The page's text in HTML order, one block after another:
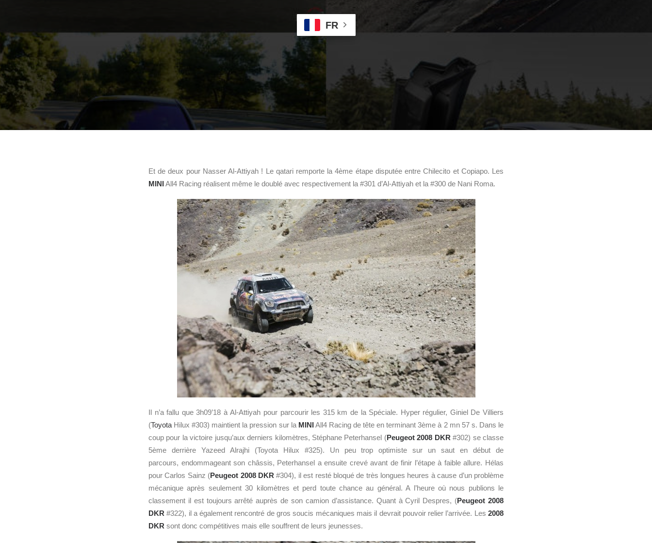
FR
Et de deux pour Nasser Al-Attiyah ! Le qatari remporte la 4ème étape disputée entre Chilecito et Copiapo. Les
MINIAll4 Racing réalisent même le doublé avec respectivement la #301 d’Al-Attiyah et la #300 de Nani Roma.
Il n’a fallu que 3h09’18 à Al-Attiyah pour parcourir les 315 km de la Spéciale. Hyper régulier, Giniel De Villiers
(Toyota Hilux #303) maintient la pression sur la MINIAll4 Racing de tête en terminant 3ème à 2 mn 57 s. Dans le
coup pour la victoire jusqu’aux derniers kilomètres, Stéphane Peterhansel (Peugeot2008 DKR #302) se classe
5ème derrière Yazeed Alrajhi (Toyota Hilux #325). Un peu trop optimiste sur un saut en début de
parcours, endommageant son châssis, Peterhansel a ensuite crevé avant de finir l’étape à faible allure. Hélas
pour Carlos Sainz (Peugeot 2008 DKR #304), il est resté bloqué de très longues heures à cause d’un problème
mécanique après seulement 30 kilomètres et perd toute chance au général. A l’heure où nous publions le
classement il est toujours arrêté auprès de son camion d’assistance. Quant à Cyril Despres, (Peugeot 2008
DKR #322), il a également rencontré de gros soucis mécaniques mais il devrait pouvoir relier l’arrivée. Les 2008
DKR sont donc compétitives mais elle souffrent de leurs jeunesses.